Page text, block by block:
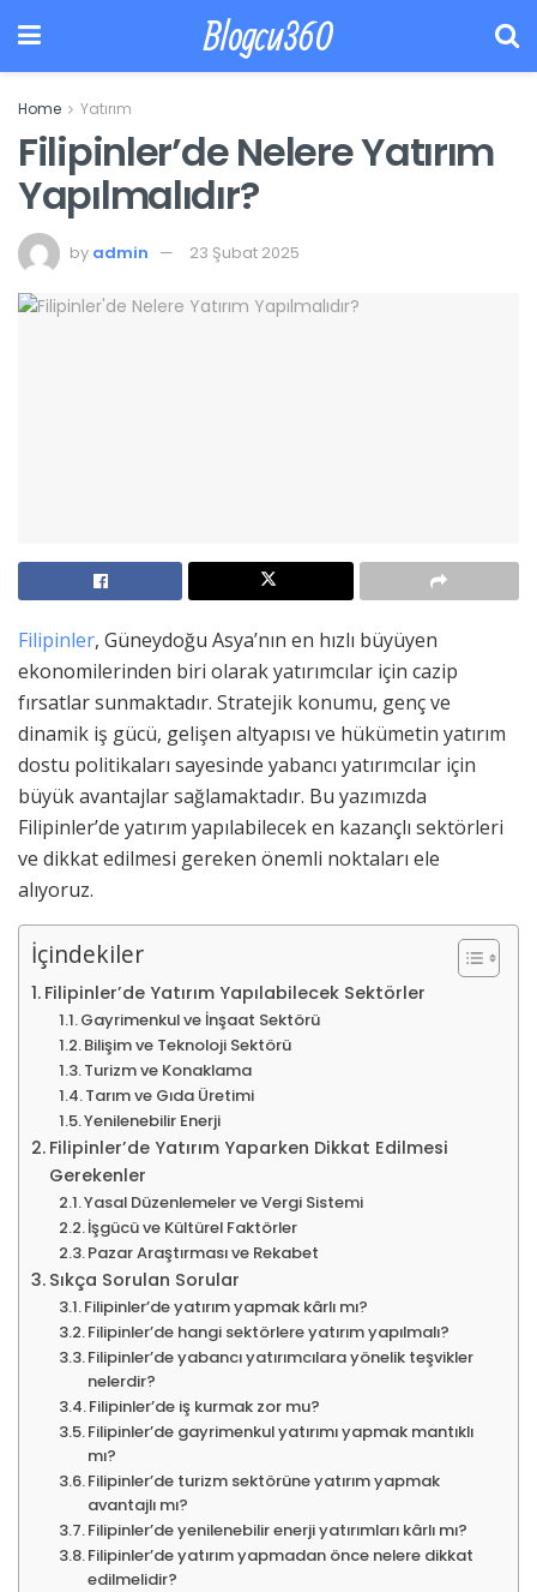
Blogcu360
Home Yatırım
Filipinler’de Nelere Yatırım
Yapılmalıdır?
by admin 23 Şubat 2025
Filipinler, Güneydoğu Asya’nın en hızlı büyüyen
ekonomilerinden biri olarak yatırımcılar için cazip
fırsatlar sunmaktadır. Stratejik konumu, genç ve
dinamik iş gücü, gelişen altyapısı ve hükümetin yatırım
dostu politikaları sayesinde yabancı yatırımcılar için
büyük avantajlar sağlamaktadır. Bu yazımızda
Filipinler’de yatırım yapılabilecek en kazançlı sektörleri
ve dikkat edilmesi gereken önemli noktaları ele
alıyoruz.
İçindekiler
Filipinler’de Yatırım Yapılabilecek Sektörler
Gayrimenkul ve İnşaat Sektörü
Bilişim ve Teknoloji Sektörü
Turizm ve Konaklama
Tarım ve Gıda Üretimi
Yenilenebilir Enerji
Filipinler’de Yatırım Yaparken Dikkat Edilmesi
Gerekenler
Yasal Düzenlemeler ve Vergi Sistemi
İşgücü ve Kültürel Faktörler
Pazar Araştırması ve Rekabet
Sıkça Sorulan Sorular
Filipinler’de yatırım yapmak kârlı mı?
Filipinler’de hangi sektörlere yatırım yapılmalı?
Filipinler’de yabancı yatırımcılara yönelik teşvikler
nelerdir?
Filipinler’de iş kurmak zor mu?
Filipinler’de gayrimenkul yatırımı yapmak mantıklı
mı?
Filipinler’de turizm sektörüne yatırım yapmak
avantajlı mı?
Filipinler’de yenilenebilir enerji yatırımları kârlı mı?
Filipinler’de yatırım yapmadan önce nelere dikkat
edilmelidir?